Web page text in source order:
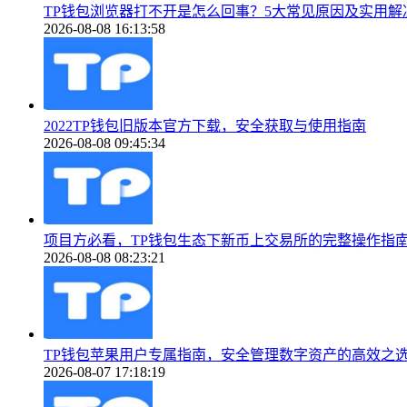
TP钱包浏览器打不开是怎么回事？5大常见原因及实用解
2026-08-08 16:13:58
2022TP钱包旧版本官方下载，安全获取与使用指南
2026-08-08 09:45:34
项目方必看，TP钱包生态下新币上交易所的完整操作指
2026-08-08 08:23:21
TP钱包苹果用户专属指南，安全管理数字资产的高效之
2026-08-07 17:18:19